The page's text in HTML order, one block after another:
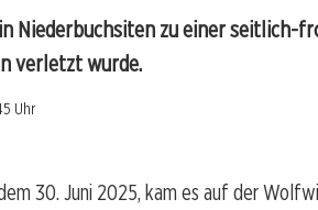
Niederbuchsiten zu einer
verletzt wurde.
Uhr
30. Juni 2025, kam es auf der